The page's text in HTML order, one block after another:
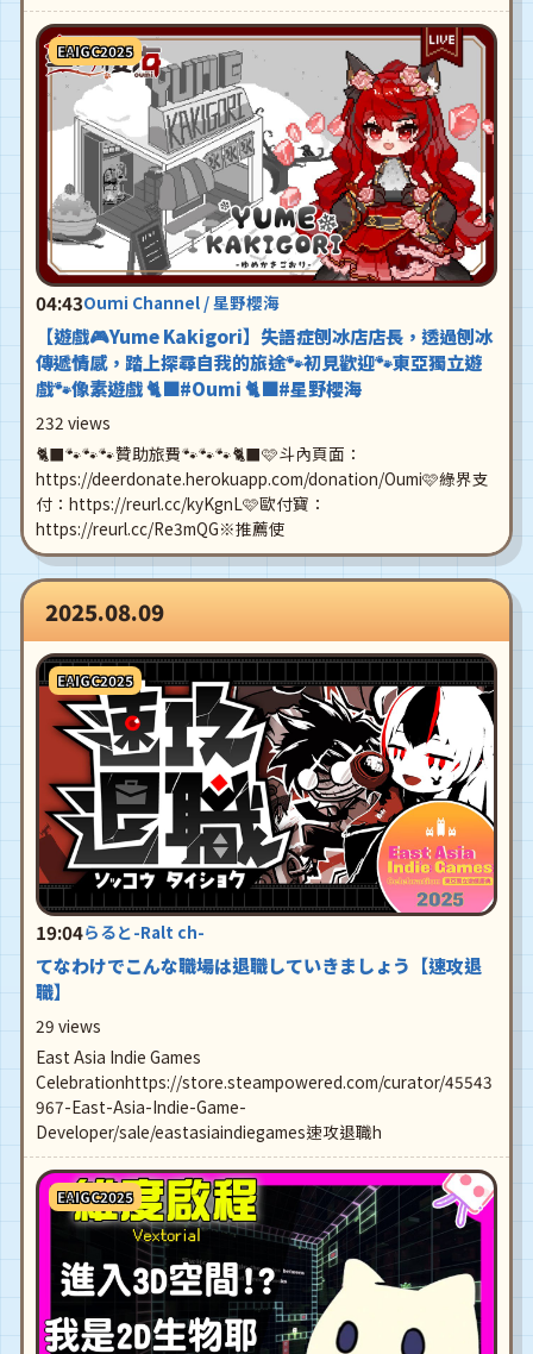
EAIGC2025
04:43Oumi Channel / 星野櫻海
【遊戲🎮Yume Kakigori】失語症刨冰店店長，透過刨冰
傳遞情感，踏上探尋自我的旅途🐾初見歡迎🐾東亞獨立遊
戲🐾像素遊戲 🐈‍⬛#Oumi 🐈‍⬛#星野櫻海
232 views
🐈‍⬛🐾🐾🐾贊助旅費🐾🐾🐾🐈‍⬛🩷斗內頁面：
https://deerdonate.herokuapp.com/donation/Oumi🩷綠界支
付：https://reurl.cc/kyKgnL🩷歐付寶：
https://reurl.cc/Re3mQG※推薦使
2025.08.09
EAIGC2025
19:04らると-Ralt ch-
てなわけでこんな職場は退職していきましょう【速攻退
職】
29 views
East Asia Indie Games
Celebrationhttps://store.steampowered.com/curator/45543
967-East-Asia-Indie-Game-
Developer/sale/eastasiaindiegames速攻退職h
EAIGC2025